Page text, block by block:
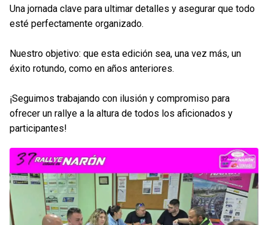
Una jornada clave para ultimar detalles y asegurar que todo
esté perfectamente organizado.
Nuestro objetivo: que esta edición sea, una vez más, un
éxito rotundo, como en años anteriores.
¡Seguimos trabajando con ilusión y compromiso para
ofrecer un rallye a la altura de todos los aficionados y
participantes!